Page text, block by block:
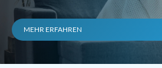
MEHR ERFAHREN